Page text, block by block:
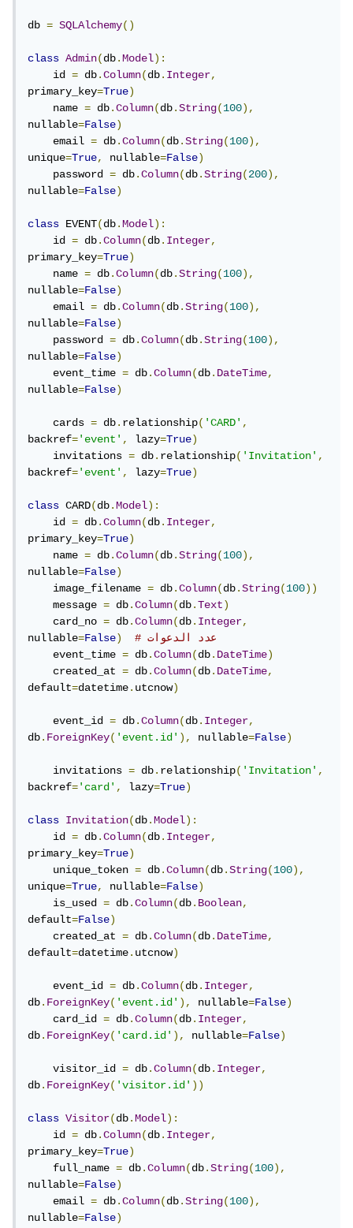
db = SQLAlchemy()
class Admin(db.Model):
    id
= db.Column(db.Integer,
primary_key=True)
    name
= db.Column(db.String(100),
nullable=False)
    email
= db.Column(db.String(100),
unique=True, nullable=False)
    password
= db.Column(db.String(200),
nullable=False)
class EVENT(db.Model):
    id
= db.Column(db.Integer,
primary_key=True)
    name
= db.Column(db.String(100),
nullable=False)
    email
= db.Column(db.String(100),
nullable=False)
    password
= db.Column(db.String(100),
nullable=False)
    event_time
= db.Column(db.DateTime,
nullable=False)
    cards
= db.relationship('CARD',
backref='event', lazy=True)
    invitations
= db.relationship('Invitation',
backref='event', lazy=True)
class CARD(db.Model):
    id
= db.Column(db.Integer,
primary_key=True)
    name
= db.Column(db.String(100),
nullable=False)
    image_filename
= db.Column(db.String(100))
    message
= db.Column(db.Text)
    card_no
= db.Column(db.Integer,
nullable=False)
# عدد الدعوات
    event_time
= db.Column(db.DateTime)
    created_at
= db.Column(db.DateTime,
default=datetime.utcnow)
    event_id
= db.Column(db.Integer,
db.ForeignKey('event.id'), nullable=False)
    invitations
= db.relationship('Invitation',
backref='card', lazy=True)
class Invitation(db.Model):
    id
= db.Column(db.Integer,
primary_key=True)
    unique_token
= db.Column(db.String(100),
unique=True, nullable=False)
    is_used
= db.Column(db.Boolean,
default=False)
    created_at
= db.Column(db.DateTime,
default=datetime.utcnow)
    event_id
= db.Column(db.Integer,
db.ForeignKey('event.id'), nullable=False)
    card_id
= db.Column(db.Integer,
db.ForeignKey('card.id'), nullable=False)
    visitor_id
= db.Column(db.Integer,
db.ForeignKey('visitor.id'))
class Visitor(db.Model):
    id
= db.Column(db.Integer,
primary_key=True)
    full_name
= db.Column(db.String(100),
nullable=False)
    email
= db.Column(db.String(100),
nullable=False)